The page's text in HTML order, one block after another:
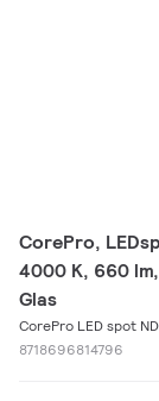
CorePro,
4000 K, 660
Glas
CorePro LED spot
8718696814796